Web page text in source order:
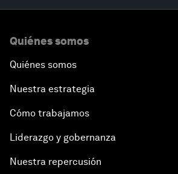
Quiénes somos
Quiénes somos
Nuestra estrategia
Cómo trabajamos
Liderazgo y gobernanza
Nuestra repercusión